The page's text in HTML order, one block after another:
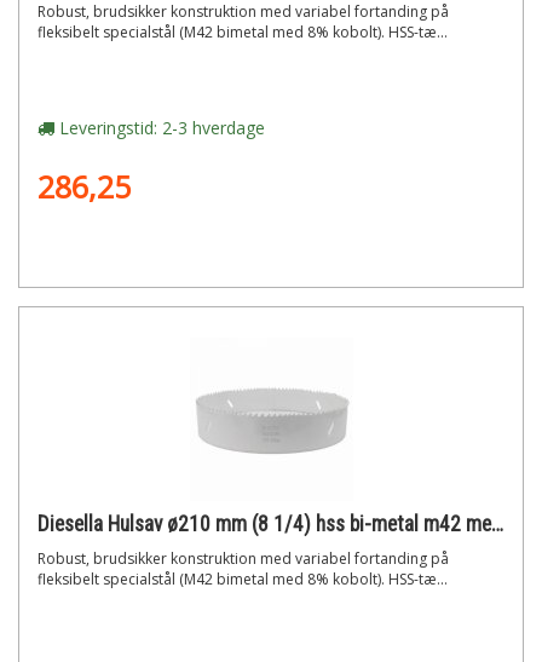
Robust, brudsikker konstruktion med variabel fortanding på
fleksibelt specialstål (M42 bimetal med 8% kobolt). HSS-tæ...
Leveringstid: 2-3 hverdage
286,25
Diesella Hulsav ø210 mm (8 1/4) hss bi-metal m42 med 8% cobolt"
Robust, brudsikker konstruktion med variabel fortanding på
fleksibelt specialstål (M42 bimetal med 8% kobolt). HSS-tæ...